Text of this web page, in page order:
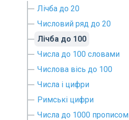
Лічба до 20
Числовий ряд до 20
Лічба до 100
Числа до 100 словами
Числова вісь до 100
Числа і цифри
Римські цифри
Числа до 1000 прописом